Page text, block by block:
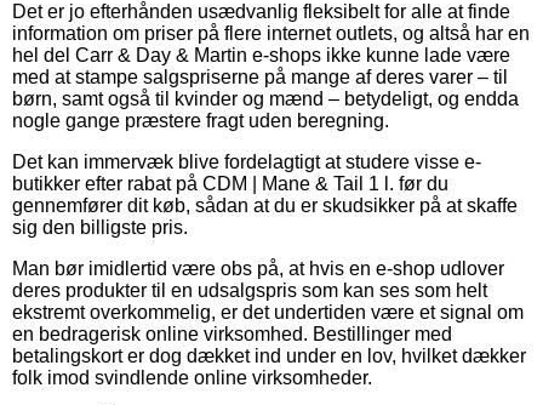
Det er jo efterhånden usædvanlig fleksibelt for alle at finde
information om priser på flere internet outlets, og altså har en
hel del Carr & Day & Martin e-shops ikke kunne lade være
med at stampe salgspriserne på mange af deres varer – til
børn, samt også til kvinder og mænd – betydeligt, og endda
nogle gange præstere fragt uden beregning.
Det kan immervæk blive fordelagtigt at studere visse e-
butikker efter rabat på CDM | Mane & Tail 1 l. før du
gennemfører dit køb, sådan at du er skudsikker på at skaffe
sig den billigste pris.
Man bør imidlertid være obs på, at hvis en e-shop udlover
deres produkter til en udsalgspris som kan ses som helt
ekstremt overkommelig, er det undertiden være et signal om
en bedragerisk online virksomhed. Bestillinger med
betalingskort er dog dækket ind under en lov, hvilket dækker
folk imod svindlende online virksomheder.